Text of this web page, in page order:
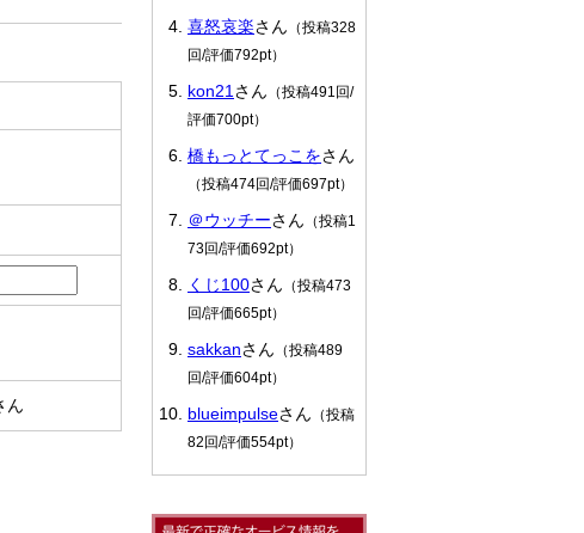
ん
喜怒哀楽さん （投稿328
回/評価792pt）
kon21 さん （投稿491回/
評価700pt）
橋もっとてっこをさん
（投稿474回/評価697pt）
＠ウッチーさん （投稿1
73回/評価692pt）
くじ100さん （投稿473
回/評価665pt）
sakkanさん （投稿489
回/評価604pt）
blueimpulseさん （投稿
82回/評価554pt）